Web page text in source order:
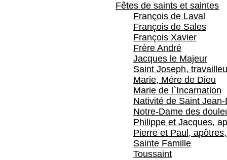
Fêtes de saints et saintes
François de Laval
François de Sales
François Xavier
Frère André
Jacques le Majeur
Saint Joseph,
Marie, Mère de Dieu
Marie de l`Incarnation
Nativité de Saint
Notre-Dame des
Philippe et Jacques,
Pierre et Paul,
Sainte Famille
Toussaint